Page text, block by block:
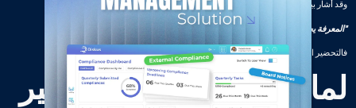
وقد أشار بيتر دراكر إلى أهمية المعرفة بقوله:
"المعرفة يجب أن يتم تطويرها وتحديها وزيادتها باستمرار، وإلا فإنها تتلاشى."
فالتحضير الجيد يضمن استخدام المعرفة بشكل فعّال في عملية اتخاذ القرار.
لماذا لم تعد طرق التحضير